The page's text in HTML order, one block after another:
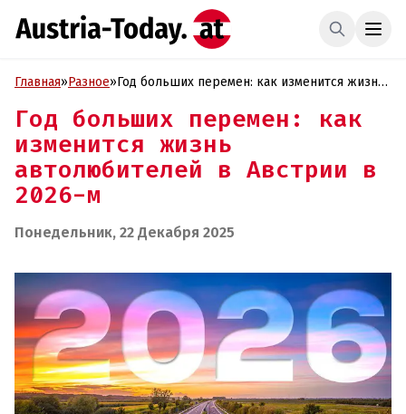
Главная»Разное»Год больших перемен: как изменится жизнь
Год больших перемен: как
изменится жизнь
автолюбителей в Австрии в
2026-м
Понедельник, 22 Декабря 2025